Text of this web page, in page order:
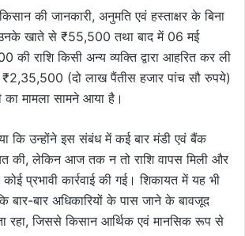
की जानकारी, अनुमति एवं हस्ताक्षर के बिना
खाते से ₹55,500 तथा बाद में 06 मई
राशि किसी अन्य व्यक्ति द्वारा आहरित कर ली
(दो लाख पैंतीस हजार पांच सौ रुपये)
मामला सामने आया है।
कि उन्होंने इस संबंध में कई बार मंडी एवं बैंक
की, लेकिन आज तक न तो राशि वापस मिली और
कोई प्रभावी कार्रवाई की गई। शिकायत में यह भी
बार-बार अधिकारियों के पास जाने के बावजूद
रहा, जिससे किसान आर्थिक एवं मानसिक रूप से